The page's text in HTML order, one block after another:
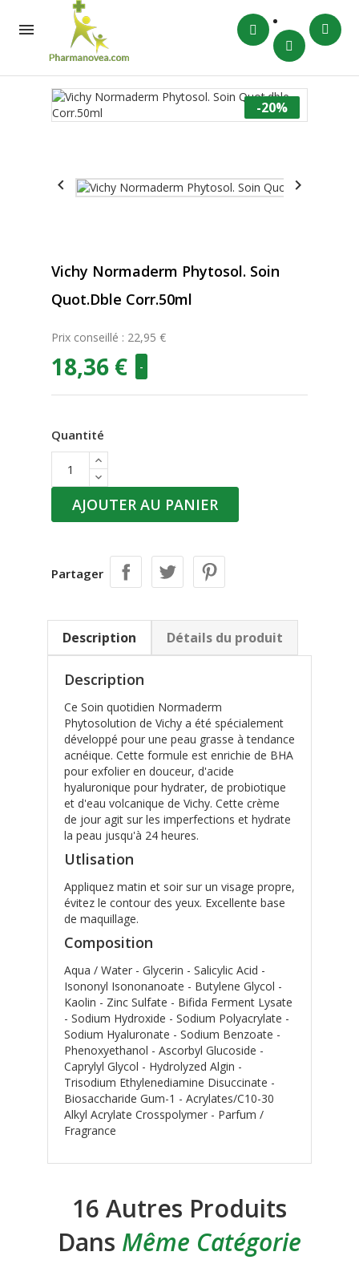

-20%
 
Vichy Normaderm Phytosol. Soin
Quot.dble Corr.50ml
Prix conseillé : 22,95 €
18,36 € -
Quantité
AJOUTER AU PANIER
Partager
Description Détails du produit
Description
Ce Soin quotidien Normaderm
Phytosolution de Vichy a été spécialement
développé pour une peau grasse à tendance
acnéique. Cette formule est enrichie de BHA
pour exfolier en douceur, d'acide
hyaluronique pour hydrater, de probiotique
et d'eau volcanique de Vichy. Cette crème
de jour agit sur les imperfections et hydrate
la peau jusqu'à 24 heures.
Utlisation
Appliquez matin et soir sur un visage propre,
évitez le contour des yeux. Excellente base
de maquillage.
Composition
Aqua / Water - Glycerin - Salicylic Acid -
Isononyl Isononanoate - Butylene Glycol -
Kaolin - Zinc Sulfate - Bifida Ferment Lysate
- Sodium Hydroxide - Sodium Polyacrylate -
Sodium Hyaluronate - Sodium Benzoate -
Phenoxyethanol - Ascorbyl Glucoside -
Caprylyl Glycol - Hydrolyzed Algin -
Trisodium Ethylenediamine Disuccinate -
Biosaccharide Gum-1 - Acrylates/C10-30
Alkyl Acrylate Crosspolymer - Parfum /
Fragrance
16 Autres Produits
Dans Même Catégorie